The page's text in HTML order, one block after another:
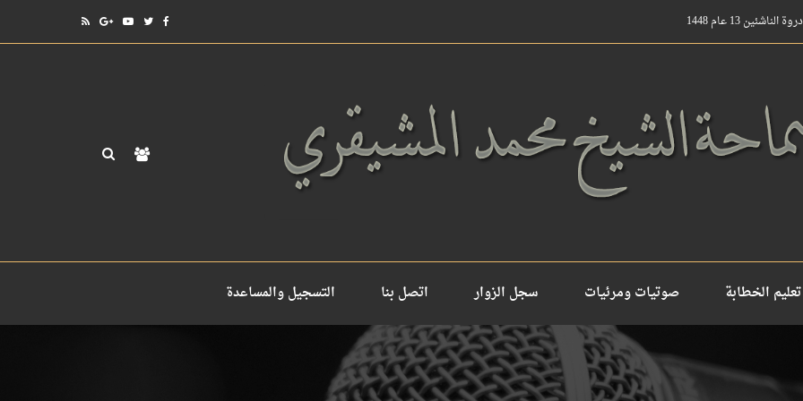
13 عام 1448
ااساسيات لخطابة المركزة لمدة شهر
تعليم الخطابة صوتيات ومرئيات سجل الزوار اتصل بنا التسجيل والمساعدة